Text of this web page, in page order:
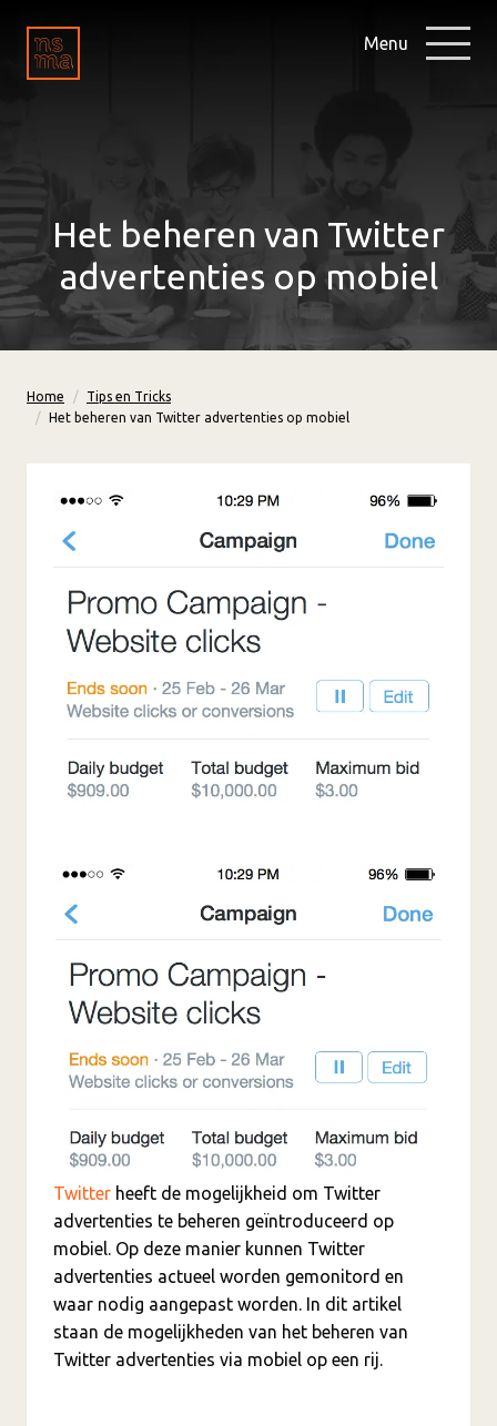
Menu
Het beheren van Twitter
advertenties op mobiel
Home
Tips en Tricks
Het beheren van Twitter advertenties op mobiel
Twitter heeft de mogelijkheid om Twitter
advertenties te beheren geïntroduceerd op
mobiel. Op deze manier kunnen Twitter
advertenties actueel worden gemonitord en
waar nodig aangepast worden. In dit artikel
staan de mogelijkheden van het beheren van
Twitter advertenties via mobiel op een rij.